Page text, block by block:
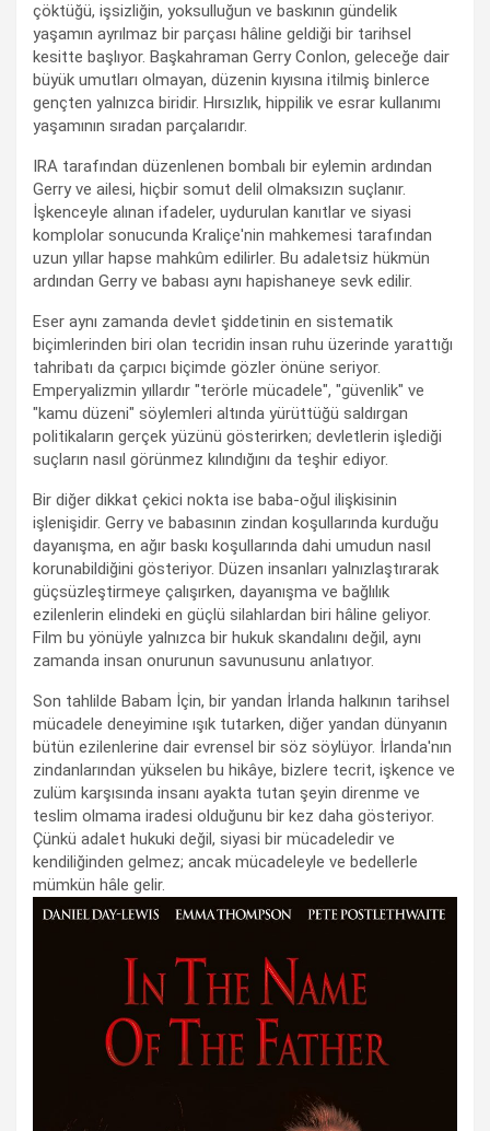
çöktüğü, işsizliğin, yoksulluğun ve baskının gündelik
yaşamın ayrılmaz bir parçası hâline geldiği bir tarihsel
kesitte başlıyor. Başkahraman Gerry Conlon, geleceğe dair
büyük umutları olmayan, düzenin kıyısına itilmiş binlerce
gençten yalnızca biridir. Hırsızlık, hippilik ve esrar kullanımı
yaşamının sıradan parçalarıdır.
IRA tarafından düzenlenen bombalı bir eylemin ardından
Gerry ve ailesi, hiçbir somut delil olmaksızın suçlanır.
İşkenceyle alınan ifadeler, uydurulan kanıtlar ve siyasi
komplolar sonucunda Kraliçe'nin mahkemesi tarafından
uzun yıllar hapse mahkûm edilirler. Bu adaletsiz hükmün
ardından Gerry ve babası aynı hapishaneye sevk edilir.
Eser aynı zamanda devlet şiddetinin en sistematik
biçimlerinden biri olan tecridin insan ruhu üzerinde yarattığı
tahribatı da çarpıcı biçimde gözler önüne seriyor.
Emperyalizmin yıllardır "terörle mücadele", "güvenlik" ve
"kamu düzeni" söylemleri altında yürüttüğü saldırgan
politikaların gerçek yüzünü gösterirken; devletlerin işlediği
suçların nasıl görünmez kılındığını da teşhir ediyor.
Bir diğer dikkat çekici nokta ise baba-oğul ilişkisinin
işlenişidir. Gerry ve babasının zindan koşullarında kurduğu
dayanışma, en ağır baskı koşullarında dahi umudun nasıl
korunabildiğini gösteriyor. Düzen insanları yalnızlaştırarak
güçsüzleştirmeye çalışırken, dayanışma ve bağlılık
ezilenlerin elindeki en güçlü silahlardan biri hâline geliyor.
Film bu yönüyle yalnızca bir hukuk skandalını değil, aynı
zamanda insan onurunun savunusunu anlatıyor.
Son tahlilde Babam İçin, bir yandan İrlanda halkının tarihsel
mücadele deneyimine ışık tutarken, diğer yandan dünyanın
bütün ezilenlerine dair evrensel bir söz söylüyor. İrlanda'nın
zindanlarından yükselen bu hikâye, bizlere tecrit, işkence ve
zulüm karşısında insanı ayakta tutan şeyin direnme ve
teslim olmama iradesi olduğunu bir kez daha gösteriyor.
Çünkü adalet hukuki değil, siyasi bir mücadeledir ve
kendiliğinden gelmez; ancak mücadeleyle ve bedellerle
mümkün hâle gelir.